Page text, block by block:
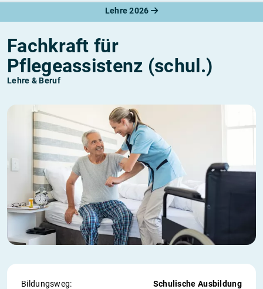
Lehre 2026
Fachkraft für
Pflegeassistenz (schul.)
Lehre & Beruf
Bildungsweg:
Schulische Ausbildung